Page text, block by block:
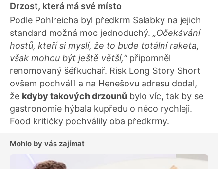
Drzost, která má své místo
Podle Pohlreicha byl předkrm Salabky na jejich
standard možná moc jednoduchý. „Očekávání
hostů, kteří si myslí, že to bude totální raketa,
však mohou být ještě větší,“připomněl
renomovaný šéfkuchař. Risk Long Story Short
ovšem pochválil a na Henešovu adresu dodal,
že kdyby takových drzounů bylo víc, tak by se
gastronomie hýbala kupředu o něco rychleji.
Food kritičky pochválily oba předkrmy.
Mohlo by vás zajímat